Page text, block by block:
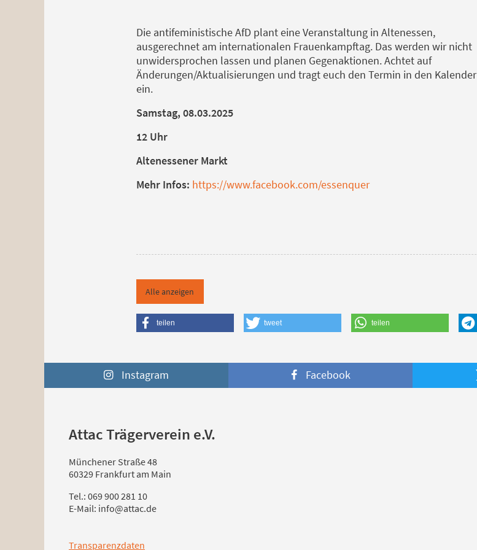
Die antifeministische AfD plant eine Veranstaltung in Altenessen,
ausgerechnet am internationalen Frauenkampftag. Das werden wir nicht
unwidersprochen lassen und planen Gegenaktionen. Achtet auf
Änderungen/Aktualisierungen und tragt euch den Termin in den Kalender
ein.
Samstag, 08.03.2025
12 Uhr
Altenessener Markt
Mehr Infos: https://www.facebook.com/essenquer
Alle anzeigen
teilen tweet teilen
Instagram Facebook
Attac Trägerverein e.V.
Münchener Straße 48
60329 Frankfurt am Main
Tel.: 069 900 281 10
E-Mail: info@attac.de
Transparenzdaten